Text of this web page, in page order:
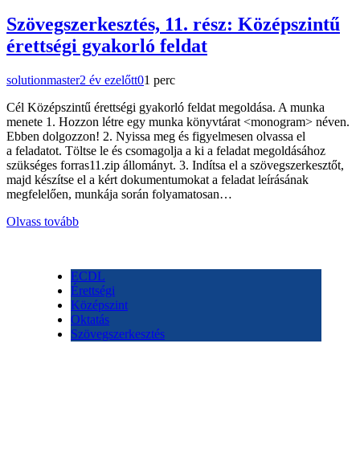
Szövegszerkesztés, 11. rész: Középszintű
érettségi gyakorló feldat
solutionmaster2 év ezelőtt01 perc
Cél Középszintű érettségi gyakorló feldat megoldása. A munka
menete 1. Hozzon létre egy munka könyvtárat <monogram> néven.
Ebben dolgozzon! 2. Nyissa meg és figyelmesen olvassa el
a feladatot. Töltse le és csomagolja a ki a feladat megoldásához
szükséges forras11.zip állományt. 3. Indítsa el a szövegszerkesztőt,
majd készítse el a kért dokumentumokat a feladat leírásának
megfelelően, munkája során folyamatosan…
Olvass tovább
ECDL
Érettségi
Középszint
Oktatás
Szövegszerkesztés